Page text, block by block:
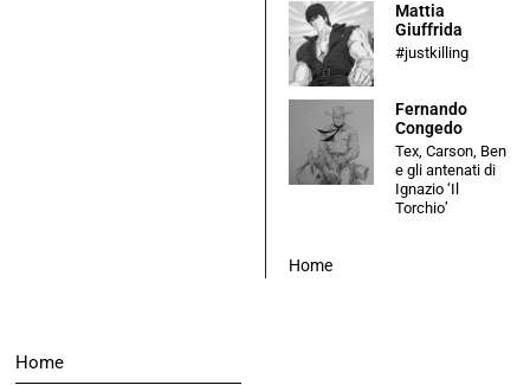
Mattia
Giuffrida
#justkilling
Fernando
Congedo
Tex, Carson, Ben
e gli antenati di
Ignazio ‘Il
Torchio’
Home
Home